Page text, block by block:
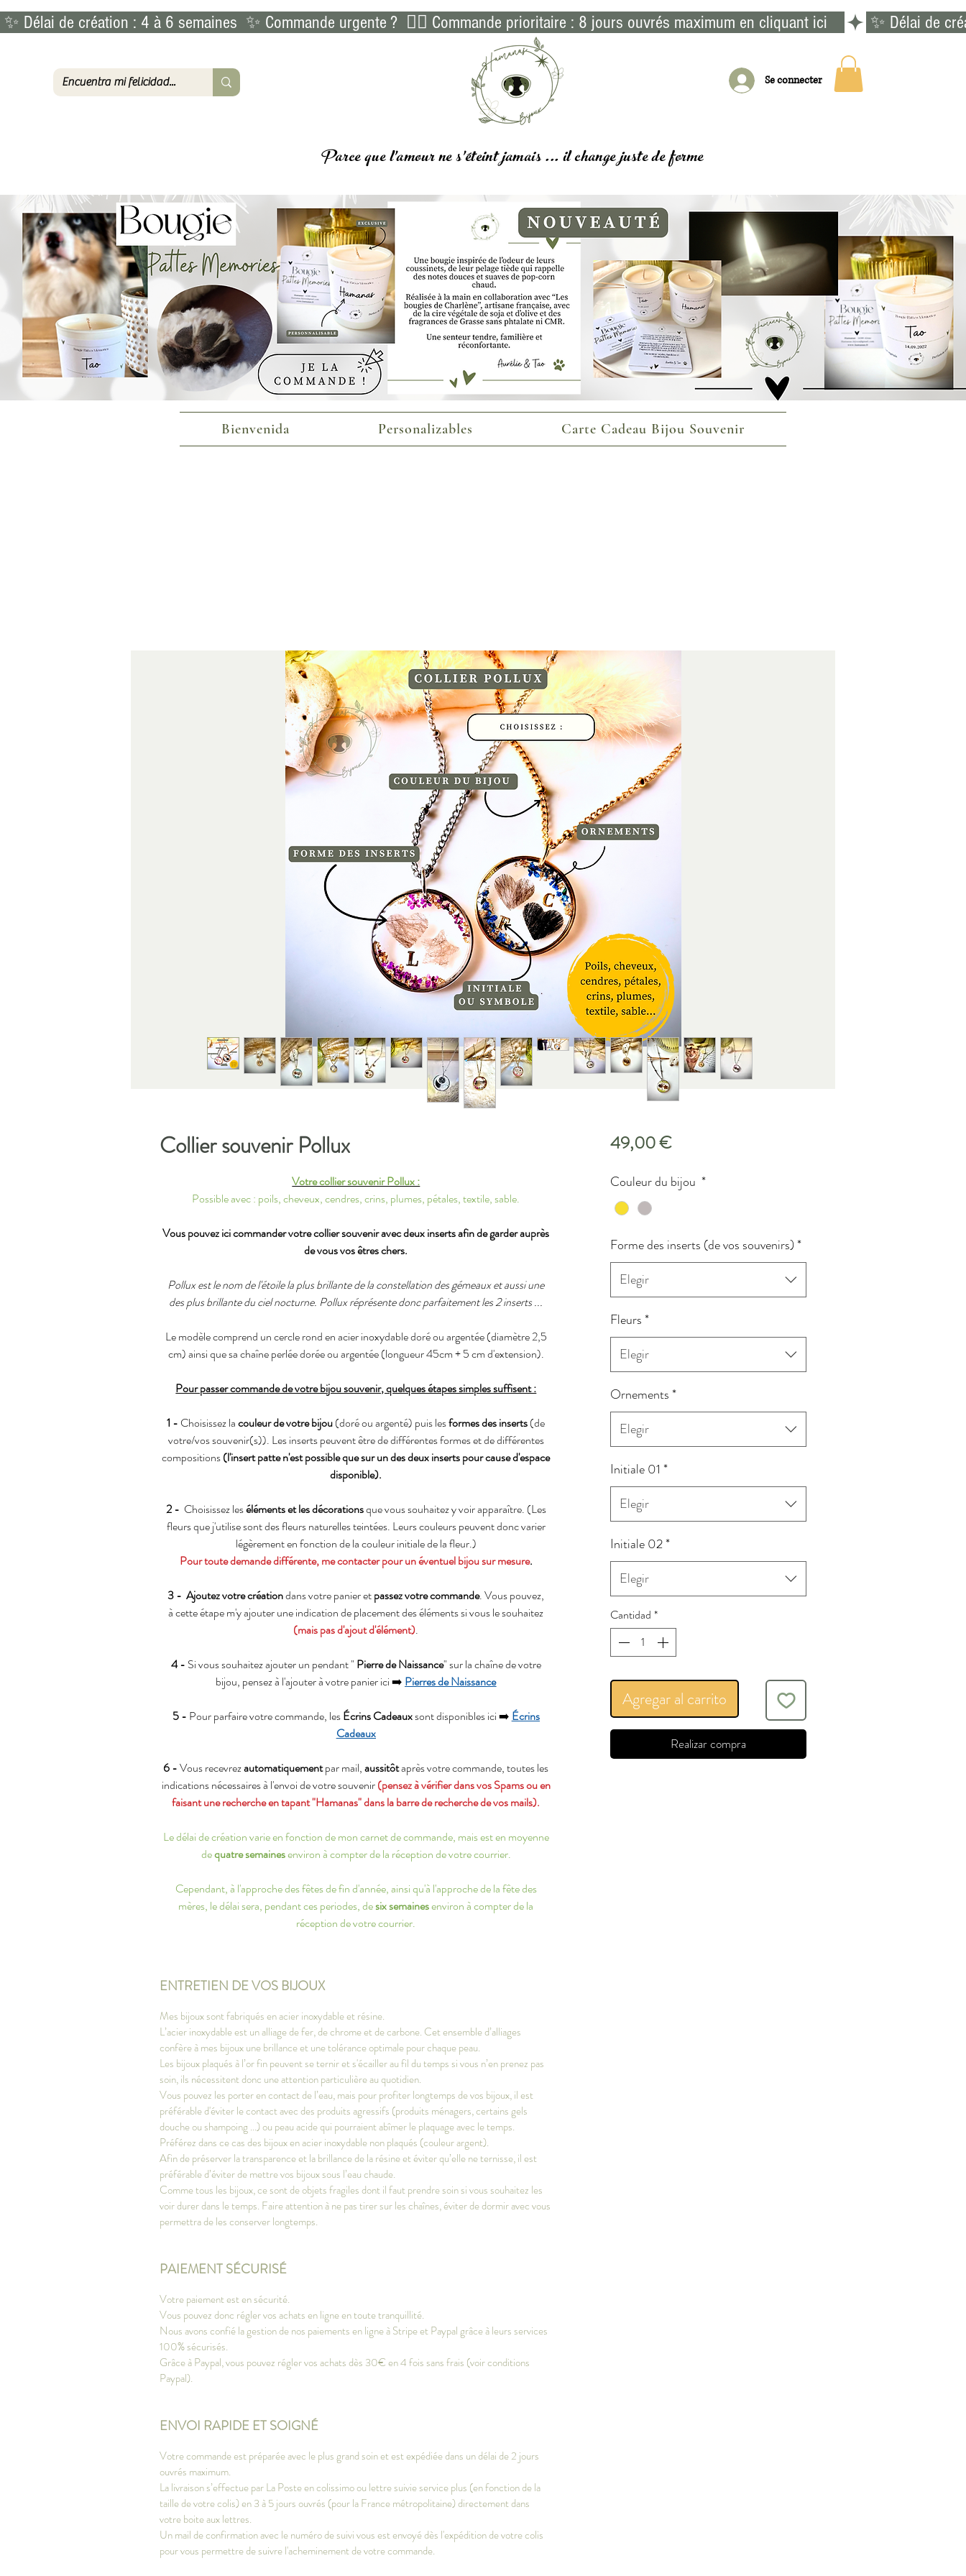
✨ Délai de création : 4 à 6 semaines  ✨ Commande urgente ?  👉🏻 Commande prioritaire : 8 jours ouvrés maximum en cliquant ici
Se connecter
Parce que l'amour ne s'éteint jamais ... ilchangejuste de forme
Bienvenida Personalizables Carte Cadeau Bijou Souvenir
Collier souvenir Pollux
Votre collier souvenir Pollux :
Possible avec : poils, cheveux, cendres, crins, plumes, pétales, textile, sable.
Vous pouvez ici commander votre collier souvenir avec deux inserts afin de garder auprès
de vous vos êtres chers.
Pollux est le nom de l'étoile la plus brillante de la constellation des gémeaux et aussi une
des plus brillante du ciel nocturne. Pollux réprésente donc parfaitement les 2 inserts ...
Le modèle comprend un cercle rond en acier inoxydable doré ou argentée (diamètre 2,5
cm) ainsi que sa chaîne perlée dorée ou argentée (longueur 45cm + 5 cm d'extension).
Pour passer commande de votre bijou souvenir, quelques étapes simples suffisent :
1 - Choisissez lacouleur de votre bijou(doré ou argenté) puis lesformes des inserts(de
votre/vos souvenir(s)). Les inserts peuvent être de différentes formes et de différentes
compositions(l'insert patte n'est possible que sur un des deux inserts pour cause d'espace
disponible).
2 - Choisissez leséléments et les décorationsque vous souhaitez y voir apparaître. (Les
fleurs que j'utilise sont des fleurs naturelles teintées. Leurs couleurs peuvent donc varier
légèrement en fonction de la couleur initiale de la fleur.)
Pour toute demande différente, me contacter pour un éventuel bijou sur mesure.
3 - Ajoutez votre créationdans votre panier etpassez votre commande. Vous pouvez,
à cette étape m'y ajouter une indication de placement des éléments si vous le souhaitez
(mais pas d'ajout d'élément).
4 - Si vous souhaitez ajouter un pendant " Pierre de Naissance" sur la chaîne de votre
bijou, pensez à l'ajouter à votre panier ici ➡️ Pierres de Naissance
5 - Pour parfaire votre commande, lesÉcrins Cadeauxsont disponibles ici ➡️ Écrins
Cadeaux
6 -Vous recevrezautomatiquementpar mail,aussitôtaprès votre commande, toutes les
indications nécessaires à l'envoi de votre souvenir(pensez à vérifier dans vos Spams ou en
faisant une recherche en tapant "Hamanas" dans la barre de recherche de vos mails).
Le délai de création varie en fonction de mon carnet de commande, mais est en moyenne
dequatre semainesenviron à compter de la réception de votre courrier.
Cependant, à l'approche des fêtes de fin d'année, ainsi qu'à l'approche de la fête des
mères, le délai sera, pendant ces periodes, desix semainesenviron à compter de la
réception de votre courrier.
ENTRETIEN DE VOS BIJOUX
Mes bijoux sont fabriqués en acier inoxydable et résine.
L’acier inoxydable est un alliage de fer, de chrome et de carbone. Cet ensemble d’alliages
confère à mes bijoux une brillance et une tolérance optimale pour chaque peau.
Les bijoux plaqués à l’or fin peuvent se ternir et s'écailler au fil du temps si vous n’en prenez pas
soin, ils nécessitent donc une attention particulière au quotidien.
Vous pouvez les porter en contact de l’eau, mais pour profiter longtemps de vos bijoux, il est
préférable d'éviter le contact avec des produits agressifs (produits ménagers, certains gels
douche ou shampoing ...) ou peau acide qui pourraient abîmer le plaquage avec le temps.
Préférez dans ce cas des bijoux en acier inoxydable non plaqués (couleur argent).
Afin de préserver la transparence et la brillance de la résine et éviter qu’elle ne ternisse, il est
préférable d’éviter de mettre vos bijoux sous l’eau chaude.
Comme tous les bijoux, ce sont de objets fragiles dont il faut prendre soin si vous souhaitez les
voir durer dans le temps. Faire attention à ne pas tirer sur les chaînes, éviter de dormir avec vous
permettra de les conserver longtemps.
PAIEMENT SÉCURISÉ
Votre paiement est en sécurité.
Vous pouvez donc régler vos achats en ligne en toute tranquillité.
Nous avons confié la gestion de nos paiements en ligne à Stripe et Paypal grâce à leurs services
100% sécurisés.
Grâce à Paypal, vous pouvez régler vos achats dès 30€ en 4 fois sans frais (voir conditions
Paypal).
ENVOI RAPIDE ET SOIGNÉ
Votre commande est préparée avec le plus grand soin et est expédiée dans un délai de 2 jours
ouvrés maximum.
La livraison s’effectue par La Poste en colissimo ou lettre suivie service plus (en fonction de la
taille de votre colis) en 3 à 5 jours ouvrés (pour la France métropolitaine) directement dans
votre boite aux lettres.
Un mail de confirmation avec le numéro de suivi vous est envoyé dès l'expédition de votre colis
pour vous permettre de suivre l'acheminement de votre commande.
49,00 €Precio
Couleur du bijou *
Forme des inserts (de vos souvenirs)*
Elegir
Fleurs*
Elegir
Ornements*
Elegir
Initiale 01 *
Elegir
Initiale 02*
Elegir
Cantidad *
Agregar al carrito
Realizar compra